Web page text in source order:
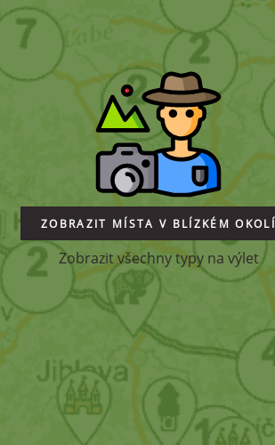
ZOBRAZIT MÍSTA V BLÍZKÉM OKOLÍ
Zobrazit všechny typy na výlet